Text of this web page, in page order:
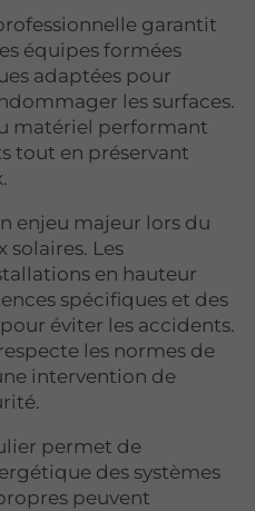
garantit
équipes formées
adaptées pour
les surfaces.
matériel performant
tout en préservant
enjeu majeur lors du
solaires. Les
en hauteur
spécifiques et des
éviter les accidents.
les normes de
intervention de
permet de
des systèmes
peuvent